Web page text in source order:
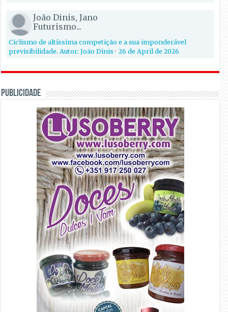
João Dinis, Jano
Futurismo...
Ciclismo de altíssima competição e a sua imponderável
previsibilidade. Autor: João Dinis·26 de April de 2026
PUBLICIDADE